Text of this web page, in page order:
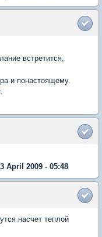
встретится,
и понастоящему.
April 2009 - 05:48
насчет теплой